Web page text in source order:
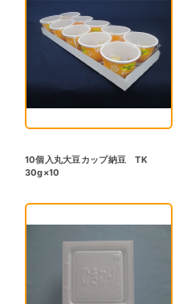
10個入丸大豆カップ納豆 TK
30g×10